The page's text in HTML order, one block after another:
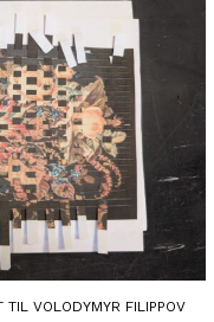
TIL VOLODYMYR FILIPPOV